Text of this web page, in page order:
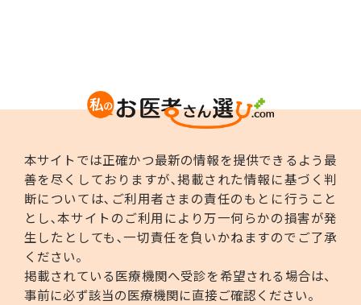
本サイトでは正確かつ最新の情報を提供できるよう最
善を尽くしておりますが､掲載された情報に基づく判
断については､ご利用者さまの責任のもとに行うこと
とし､本サイトのご利用により万一何らかの損害が発
生したとしても､一切責任を負いかねますのでご了承
ください。
掲載されている医療機関へ受診を希望される場合は、
事前に必ず該当の医療機関に直接ご確認ください。